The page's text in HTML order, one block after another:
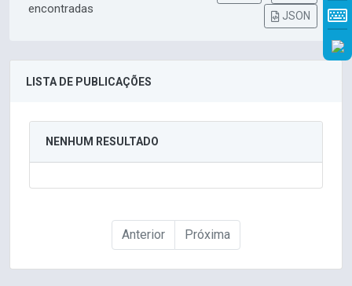
encontradas
JSON
LISTA DE PUBLICAÇÕES
NENHUM RESULTADO
Anterior Próxima